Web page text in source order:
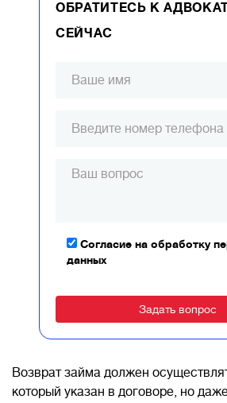
ОБРАТИТЕСЬ К
СЕЙЧАС
Согласие на обработку
данных
Возврат займа должен
который указан в договоре, но